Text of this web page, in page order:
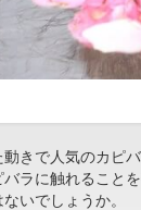
きで人気のカピバ
ラに触れること
いでしょうか。